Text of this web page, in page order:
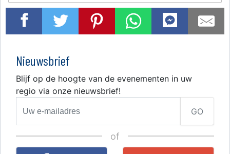
Nieuwsbrief
Blijf op de hoogte van de evenementen in uw
regio via onze nieuwsbrief!
GO
of